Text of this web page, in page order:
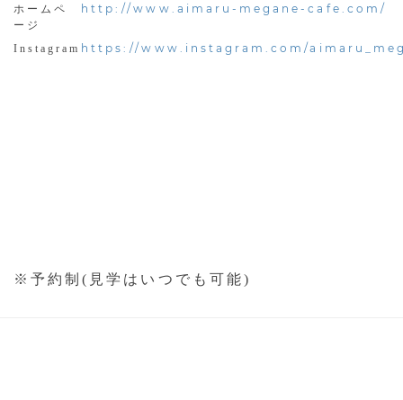
ホームペ
ージ
http://www.aimaru-megane-cafe.com/
Instagram https://www.instagram.com/
※予約制(見学はいつでも可能)